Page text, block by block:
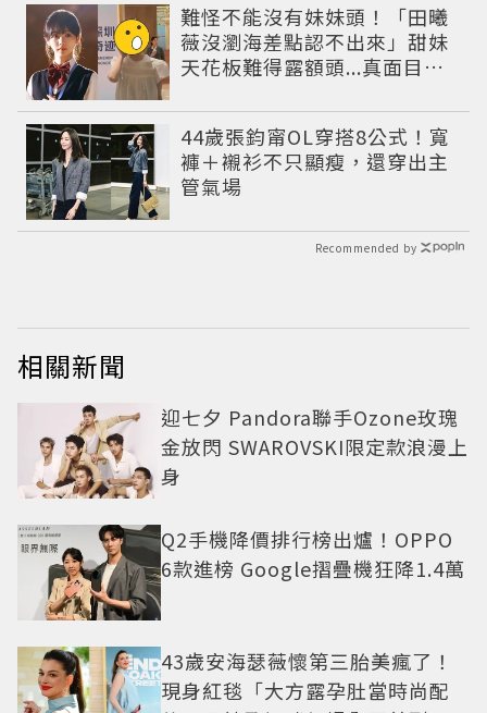
難怪不能沒有妹妹頭！「田曦
薇沒瀏海差點認不出來」甜妹
天花板難得露額頭...真面目嚇
44歲張鈞甯OL穿搭8公式！寬
褲＋襯衫不只顯瘦，還穿出主
管氣場
Recommended by
相關新聞
迎七夕 Pandora聯手Ozone玫瑰
金放閃 SWAROVSKI限定款浪漫上
身
Q2手機降價排行榜出爐！OPPO
6款進榜 Google摺疊機狂降1.4萬
43歲安海瑟薇懷第三胎美瘋了！
現身紅毯「大方露孕肚當時尚配